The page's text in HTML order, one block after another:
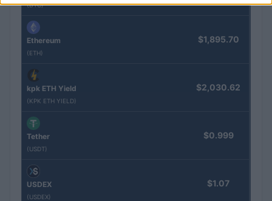
(BTC)
Ethereum
(ETH)
$1,895.70
kpk ETH Yield
(KPK ETH YIELD)
$2,030.62
Tether
(USDT)
$0.999
USDEX
(USDEX)
$1.07